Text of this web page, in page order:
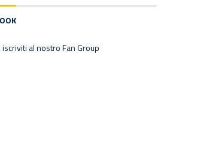
iscriviti al nostro Fan Group